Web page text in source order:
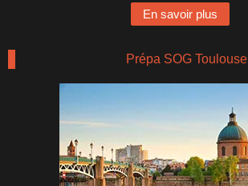
En savoir plus
Prépa SOG Toulouse